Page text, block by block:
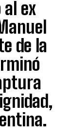
al ex
de la